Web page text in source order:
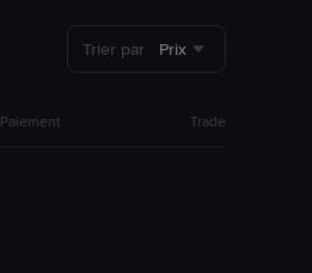
Trier par Prix
Paiement Trade